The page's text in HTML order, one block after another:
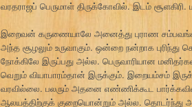
வரதராஜப் பெருமாள் திருக்கோவில். இடம்
இறைவன் கருணையாலே அனைத்து புராண
அந்த சூழலும் உருவாகும். ஒன்றை நன்றாக
நோக்கிலே இருப்பது அல்ல. பெருவாரியான
வெறும் வியாபாரம்தான் இருக்கும். இறையம்சம்
வரவில்லை. பலரும் அதனை எண்ணிக்கூட
ஆலயத்திற்குக் குறையொன்றும் அல்ல.